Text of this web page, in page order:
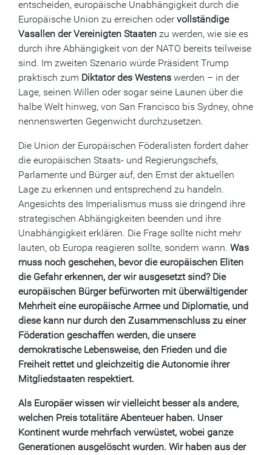
entscheiden, europäische Unabhängigkeit durch die
Europäische Union zu erreichen odervollständige
Vasallen der Vereinigten Staaten zu werden, wie sie es
durch ihre Abhängigkeit von der NATO bereits teilweise
sind. Im zweiten Szenario würde Präsident Trump
praktisch zum Diktator des Westens werden – in der
Lage, seinen Willen oder sogar seine Launen über die
halbe Welt hinweg, von San Francisco bis Sydney, ohne
nennenswerten Gegenwicht durchzusetzen.
Die Union der Europäischen Föderalisten fordert daher
die europäischen Staats- und Regierungschefs,
Parlamente und Bürger auf, den Ernst der aktuellen
Lage zu erkennen und entsprechend zu handeln.
Angesichts des Imperialismus muss sie dringend ihre
strategischen Abhängigkeiten beenden und ihre
Unabhängigkeit erklären. Die Frage sollte nicht mehr
lauten, ob Europa reagieren sollte, sondern wann. Was
muss noch geschehen, bevor die europäischen Eliten
die Gefahr erkennen, der wir ausgesetzt sind? Die
europäischen Bürger befürworten mit überwältigender
Mehrheit eine europäische Armee und Diplomatie, und
diese kann nur durch den Zusammenschluss zu einer
Föderation geschaffen werden, die unsere
demokratische Lebensweise, den Frieden und die
Freiheit rettet und gleichzeitig die Autonomie ihrer
Mitgliedstaaten respektiert.
Als Europäer wissen wir vielleicht besser als andere,
welchen Preis totalitäre Abenteuer haben. Unser
Kontinent wurde mehrfach verwüstet, wobei ganze
Generationen ausgelöscht wurden. Wir haben aus der